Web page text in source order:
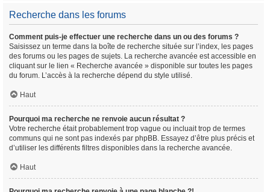
Recherche dans les forums
Comment puis-je effectuer une recherche dans un ou des forums ?
Saisissez un terme dans la boîte de recherche située sur l’index, les pages
des forums ou les pages de sujets. La recherche avancée est accessible en
cliquant sur le lien « Recherche avancée » disponible sur toutes les pages
du forum. L’accès à la recherche dépend du style utilisé.
Haut
Pourquoi ma recherche ne renvoie aucun résultat ?
Votre recherche était probablement trop vague ou incluait trop de termes
communs qui ne sont pas indexés par phpBB. Essayez d’être plus précis et
d’utiliser les différents filtres disponibles dans la recherche avancée.
Haut